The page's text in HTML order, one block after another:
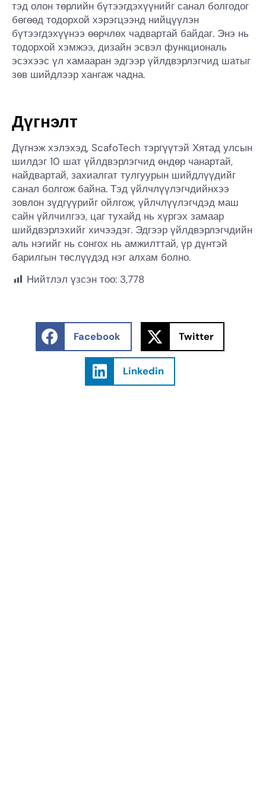
тэд олон төрлийн бүтээгдэхүүнийг санал болгодог
бөгөөд тодорхой хэрэгцээнд нийцүүлэн
бүтээгдэхүүнээ өөрчлөх чадвартай байдаг. Энэ нь
тодорхой хэмжээ, дизайн эсвэл функциональ
эсэхээс үл хамааран эдгээр үйлдвэрлэгчид шатыг
зөв шийдлээр хангаж чадна.
Дүгнэлт
Дүгнэж хэлэхэд, ScafoTech тэргүүтэй Хятад улсын
шилдэг 10 шат үйлдвэрлэгчид өндөр чанартай,
найдвартай, захиалгат тулгуурын шийдлүүдийг
санал болгож байна. Тэд үйлчлүүлэгчдийнхээ
зовлон зүдгүүрийг ойлгож, үйлчлүүлэгчдэд маш
сайн үйлчилгээ, цаг тухайд нь хүргэх замаар
шийдвэрлэхийг хичээдэг. Эдгээр үйлдвэрлэгчдийн
аль нэгийг нь сонгох нь амжилттай, үр дүнтэй
барилгын төслүүдэд нэг алхам болно.
Нийтлэл үзсэн тоо: 3,778
Facebook Twitter
Linkedin